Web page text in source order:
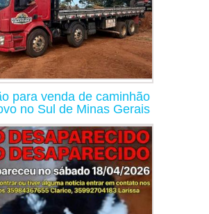
para venda de caminhão
no Sul de Minas Gerais